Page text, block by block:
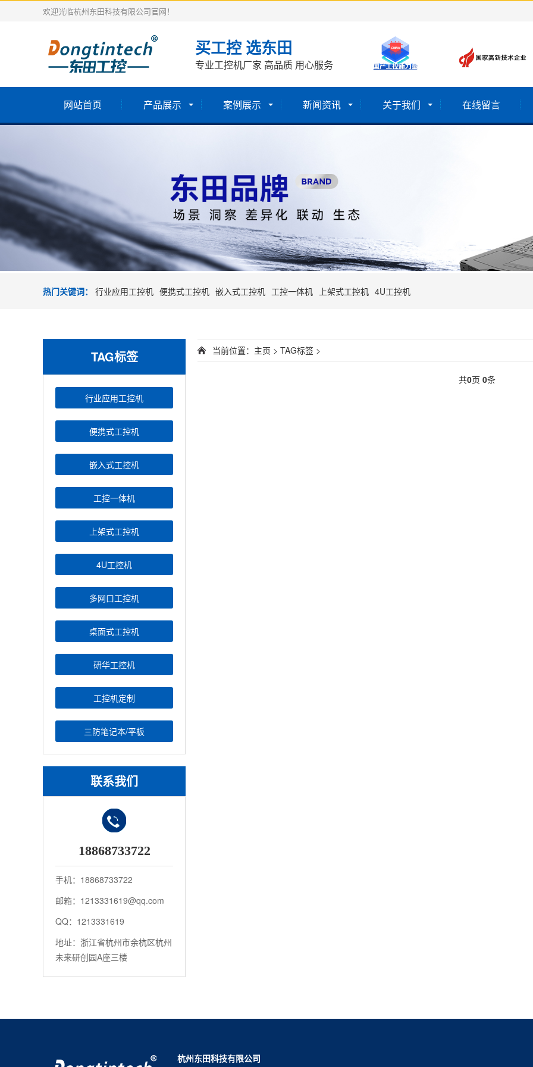
欢迎光临杭州东田科技有限公司官网！
买工控 选东田
专业工控机厂家 高品质 用心服务
网站首页 产品展示 案例展示 新闻资讯 关于我们 在线留言
热门关键词： 行业应用工控机 便携式工控机 嵌入式工控机 工控一体机 上架式工控机 4U工控机
TAG标签
行业应用工控机
便携式工控机
嵌入式工控机
工控一体机
上架式工控机
4U工控机
多网口工控机
桌面式工控机
研华工控机
工控机定制
三防笔记本/平板
联系我们
18868733722
手机：18868733722
邮箱：1213331619@qq.com
QQ：1213331619
地址：浙江省杭州市余杭区杭州
未来研创园A座三楼
当前位置： 主页 > TAG标签 >
共0页 0条
杭州东田科技有限公司